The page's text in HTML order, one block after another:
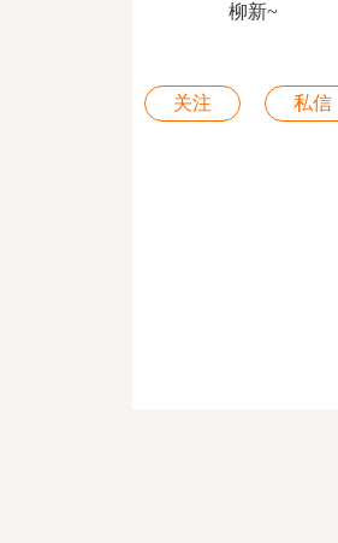
柳新~
关注 私信